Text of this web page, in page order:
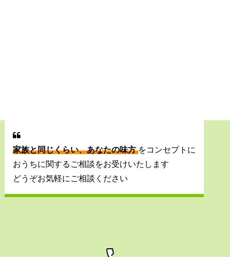
家族と同じくらい、あなたの味方をコンセプトに
おうちに関するご相談をお受けいたします
どうぞお気軽にご相談ください